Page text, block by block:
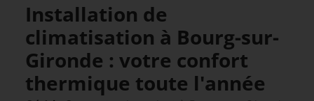
Installation de
climatisation à Bourg-sur-
Gironde : votre confort
thermique toute l'année